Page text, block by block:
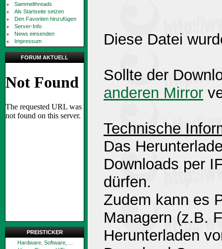
Sammelthreads
Als Startseite setzen
Den Favoriten hinzufügen
Server-Info
News einsenden
Impressum
FORUM AKTUELL
PREISTICKER
Hardware, Software, ...
Diese Datei
Sollte der
anderen Mirror
Technische
Das
Downloads per
dürfen.
Zudem kann es
Managern (z.B.
Herunterladen